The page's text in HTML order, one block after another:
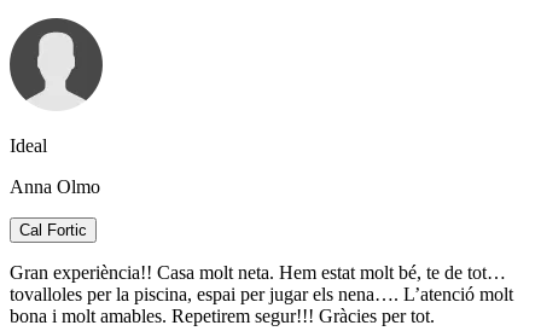
Ideal
Anna Olmo
Cal Fortic
Gran experiència!! Casa molt neta. Hem estat molt bé, te de tot…
tovalloles per la piscina, espai per jugar els nena…. L’atenció molt
bona i molt amables. Repetirem segur!!! Gràcies per tot.